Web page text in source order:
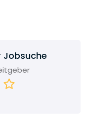
Jobsuche